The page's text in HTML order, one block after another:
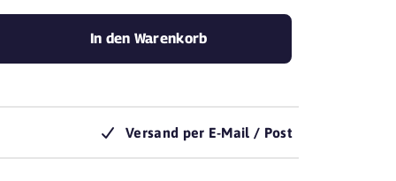
In den Warenkorb
Versand per E-Mail / Post